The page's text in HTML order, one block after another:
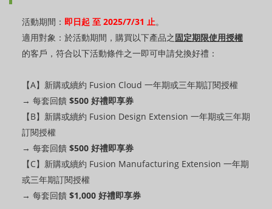
活動期間： 即日起 至 2025/7/31 止。
適用對象：於活動期間，購買以下產品之固定期限使用授權
的客戶，符合以下活動條件之一即可申請兌換好禮：
【A】新購或續約 Fusion Cloud 一年期或三年期訂閱授權
→ 每套回饋 $500 好禮即享券
【B】新購或續約 Fusion Design Extension 一年期或三年期
訂閱授權
→ 每套回饋 $500 好禮即享券
【C】新購或續約 Fusion Manufacturing Extension 一年期
或三年期訂閱授權
→ 每套回饋 $1,000 好禮即享券